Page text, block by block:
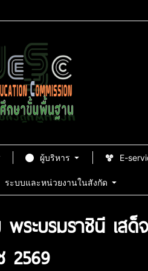
ผู้บริหาร E-
ระบบและหน่วยงานในสังกัด
ระบรมราชินี เสด็
2569